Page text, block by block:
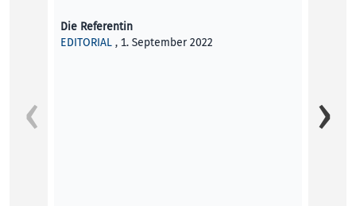
Die Referentin
EDITORIAL , 1. September 2022